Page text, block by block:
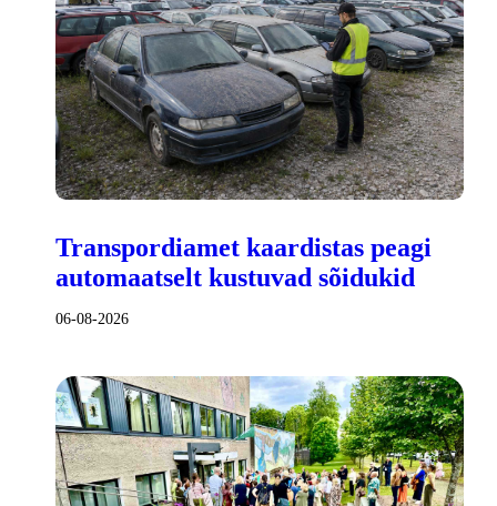
Transpordiamet kaardistas peagi
automaatselt kustuvad sõidukid
06-08-2026